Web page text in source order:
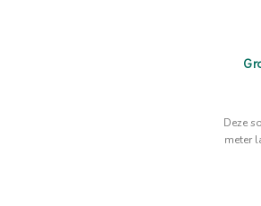
Deze
meter